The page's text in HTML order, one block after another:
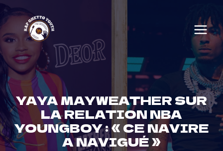
Skip
to
content
YAYA MAYWEATHER SUR
LA RELATION NBA
YOUNGBOY : « CE NAVIRE
A NAVIGUÉ »